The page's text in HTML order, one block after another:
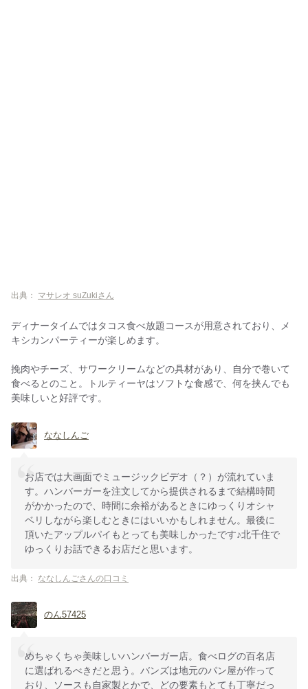
出典： マサレオ suZukiさん
ディナータイムではタコス食べ放題コースが用意されており、メ
キシカンパーティーが楽しめます。
挽肉やチーズ、サワークリームなどの具材があり、自分で巻いて
食べるとのこと。トルティーヤはソフトな食感で、何を挟んでも
美味しいと好評です。
ななしんご
お店では大画面でミュージックビデオ（？）が流れていま
す。ハンバーガーを注文してから提供されるまで結構時間
がかかったので、時間に余裕があるときにゆっくりオシャ
ベリしながら楽しむときにはいいかもしれません。最後に
頂いたアップルパイもとっても美味しかったです♪北千住で
ゆっくりお話できるお店だと思います。
出典： ななしんごさんの口コミ
のん57425
めちゃくちゃ美味しいハンバーガー店。食べログの百名店
に選ばれるべきだと思う。バンズは地元のパン屋が作って
おり、ソースも自家製とかで、どの要素もとても丁寧だっ